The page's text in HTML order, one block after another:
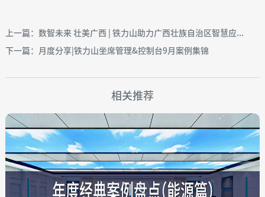
上一篇：数智未来 壮美广西 | 铁力山助力广西壮族自治区智慧应...
下一篇：月度分享|铁力山坐席管理&控制台9月案例集锦
相关推荐